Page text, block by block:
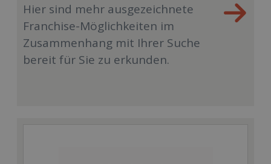
Hier sind mehr ausgezeichnete
Franchise-Möglichkeiten im
Zusammenhang mit Ihrer Suche
bereit für Sie zu erkunden.